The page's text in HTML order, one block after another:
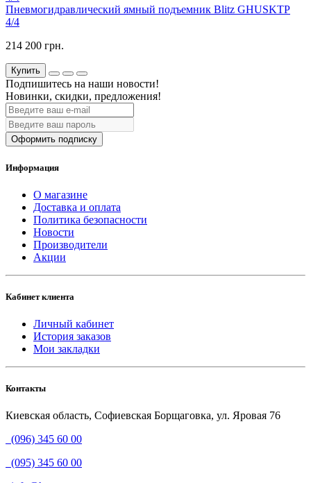
Пневмогидравлический ямный подъемник Blitz GHUSKTP
4/4
214 200 грн.
Купить
Подпишитесь на наши новости!
Новинки, скидки, предложения!
Оформить подписку
Информация
О магазине
Доставка и оплата
Политика безопасности
Новости
Производители
Акции
Кабинет клиента
Личный кабинет
История заказов
Мои закладки
Контакты
Киевская область, Софиевская Борщаговка, ул. Яровая 76
(096) 345 60 00
(095) 345 60 00